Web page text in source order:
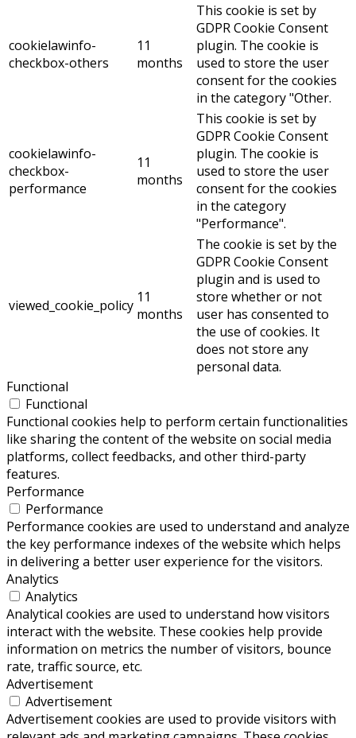
cookielawinfo-
checkbox-others
11
months
This cookie is set by
GDPR Cookie Consent
plugin. The cookie is
used to store the user
consent for the cookies
in the category "Other.
cookielawinfo-
checkbox-
performance
11
months
This cookie is set by
GDPR Cookie Consent
plugin. The cookie is
used to store the user
consent for the cookies
in the category
"Performance".
viewed_cookie_policy 11
months
The cookie is set by the
GDPR Cookie Consent
plugin and is used to
store whether or not
user has consented to
the use of cookies. It
does not store any
personal data.
Functional
Functional
Functional cookies help to perform certain functionalities
like sharing the content of the website on social media
platforms, collect feedbacks, and other third-party
features.
Performance
Performance
Performance cookies are used to understand and analyze
the key performance indexes of the website which helps
in delivering a better user experience for the visitors.
Analytics
Analytics
Analytical cookies are used to understand how visitors
interact with the website. These cookies help provide
information on metrics the number of visitors, bounce
rate, traffic source, etc.
Advertisement
Advertisement
Advertisement cookies are used to provide visitors with